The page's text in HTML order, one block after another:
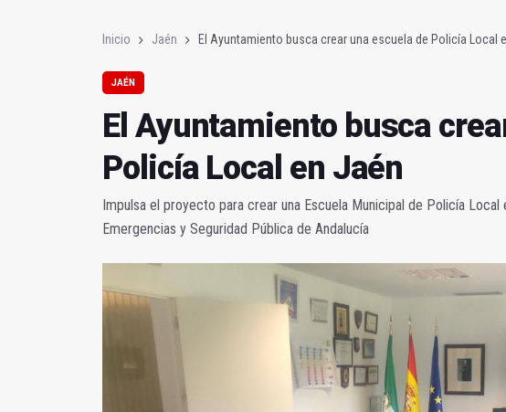
Inicio Jaén El Ayuntamiento busca crear una escuela de Policía Local
JAÉN
El Ayuntamiento busca
Policía Local en Jaén
Impulsa el proyecto para crear una Escuela Municipal de Policía
Emergencias y Seguridad Pública de Andalucía